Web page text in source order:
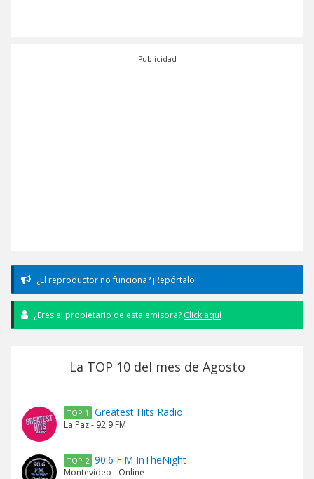
Publicidad
¿El reproductor no funciona? ¡Repórtalo!
¿Eres el propietario de esta emisora? Click aquí
La TOP 10 del mes de Agosto
TOP 1 Greatest Hits Radio
La Paz - 92.9 FM
TOP 2 90.6 F.M InTheNight
Montevideo - Online